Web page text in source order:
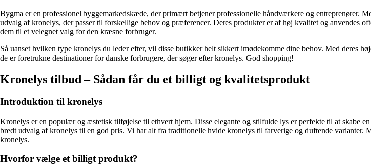
Bygma er en professionel byggemarkedskæde, der primært betjener professionelle håndværkere og entreprenører.
udvalg af kronelys, der passer til forskellige behov og præferencer. Deres produkter er af høj kvalitet og anvendes
dem til et velegnet valg for den kræsne forbruger.
Så uanset hvilken type kronelys du leder efter, vil disse butikker helt sikkert imødekomme dine behov. Med deres
de er foretrukne destinationer for danske forbrugere, der søger efter kronelys. God shopping!
Kronelys tilbud – Sådan får du et billigt og kvalitetsprodukt
Introduktion til kronelys
Kronelys er en populær og æstetisk tilføjelse til ethvert hjem. Disse elegante og stilfulde lys er perfekte til at skabe
bredt udvalg af kronelys til en god pris. Vi har alt fra traditionelle hvide kronelys til farverige og duftende
kronelys.
Hvorfor vælge et billigt produkt?